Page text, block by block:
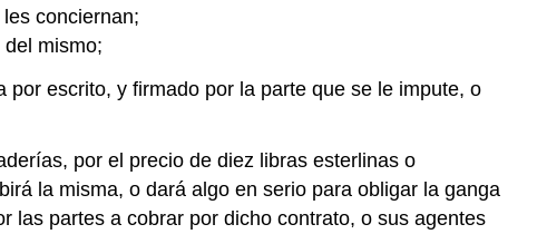
conciernan;
mismo;
escrito, y firmado por la parte que se le impute, o
por el precio de diez libras esterlinas o
la misma, o dará algo en serio para obligar la ganga
las partes a cobrar por dicho contrato, o sus agentes